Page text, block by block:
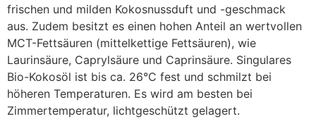
frischen und milden Kokosnussduft und -geschmack
aus. Zudem besitzt es einen hohen Anteil an wertvollen
MCT-Fettsäuren (mittelkettige Fettsäuren), wie
Laurinsäure, Caprylsäure und Caprinsäure. Singulares
Bio-Kokosöl ist bis ca. 26°C fest und schmilzt bei
höheren Temperaturen. Es wird am besten bei
Zimmertemperatur, lichtgeschützt gelagert.